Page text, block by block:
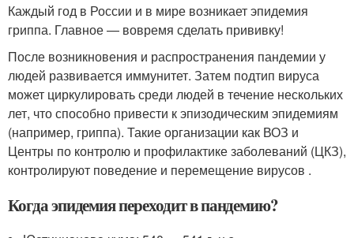
Каждый год в России и в мире возникает эпидемия
гриппа. Главное — вовремя сделать прививку!
После возникновения и распространения пандемии у
людей развивается иммунитет. Затем подтип вируса
может циркулировать среди людей в течение нескольких
лет, что способно привести к эпизодическим эпидемиям
(например, гриппа). Такие организации как ВОЗ и
Центры по контролю и профилактике заболеваний (ЦКЗ),
контролируют поведение и перемещение вирусов .
Когда эпидемия переходит в пандемию?